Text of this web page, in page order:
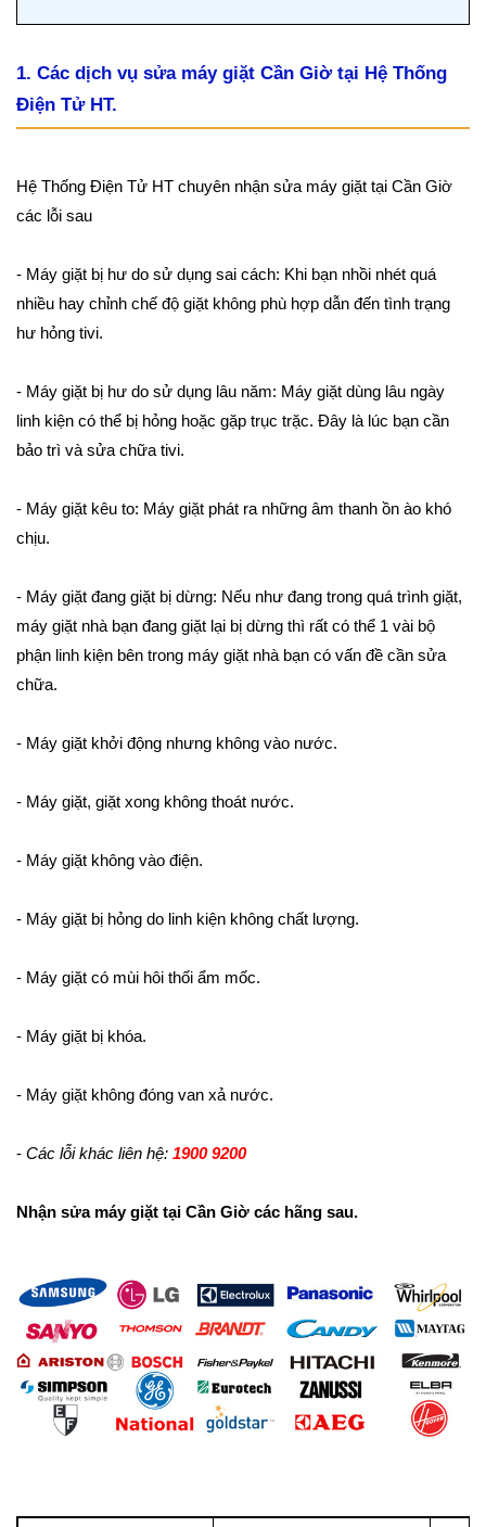
1. Các dịch vụ sửa máy giặt Cần Giờ tại Hệ Thống
Điện Tử HT.
Hệ Thống Điện Tử HT chuyên nhận sửa máy giặt tại Cần Giờ
các lỗi sau
- Máy giặt bị hư do sử dụng sai cách: Khi bạn nhồi nhét quá
nhiều hay chỉnh chế độ giặt không phù hợp dẫn đến tình trạng
hư hỏng tivi.
- Máy giặt bị hư do sử dụng lâu năm: Máy giặt dùng lâu ngày
linh kiện có thể bị hỏng hoặc gặp trục trặc. Đây là lúc bạn cần
bảo trì và sửa chữa tivi.
- Máy giặt kêu to: Máy giặt phát ra những âm thanh ồn ào khó
chịu.
- Máy giặt đang giặt bị dừng: Nếu như đang trong quá trình giặt,
máy giặt nhà bạn đang giặt lại bị dừng thì rất có thể 1 vài bộ
phận linh kiện bên trong máy giặt nhà bạn có vấn đề cần sửa
chữa.
- Máy giặt khởi động nhưng không vào nước.
- Máy giặt, giặt xong không thoát nước.
- Máy giặt không vào điện.
- Máy giặt bị hỏng do linh kiện không chất lượng.
- Máy giặt có mùi hôi thối ẩm mốc.
- Máy giặt bị khóa.
- Máy giặt không đóng van xả nước.
- Các lỗi khác liên hệ: 1900 9200
Nhận sửa máy giặt tại Cần Giờ các hãng sau.